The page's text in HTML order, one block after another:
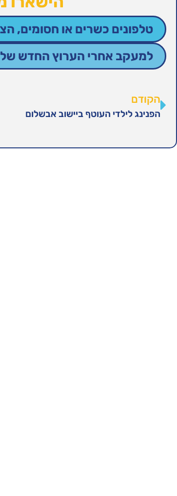
טלפונים כשרים או חסומים,
למעקב אחרי הערוץ החדש של
הקודם
הפנינג לילדי העוטף ביישוב אבשלום